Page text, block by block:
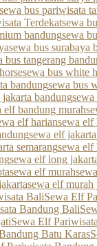
sewa bus pariwisata
Terdekatsewa
bandungsewa
sewa bus surabaya
bus tangerang
sewa bus white
bandungsewa bus
bandung
elf bandung murah
elf hariansewa elf
sewa elf
semarangsewa elf
sewa elf long
sewa elf murah
sewa elf murah
BaliSewa Elf
Bandung Bali
Sewa Elf
Batu Karas